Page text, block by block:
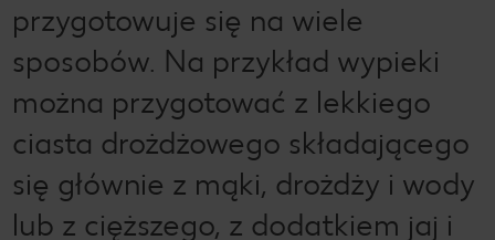
przygotowuje się na wiele
sposobów. Na przykład wypieki
można przygotować z lekkiego
ciasta drożdżowego składającego
się głównie z mąki, drożdży i wody
lub z cięższego, z dodatkiem jaj i